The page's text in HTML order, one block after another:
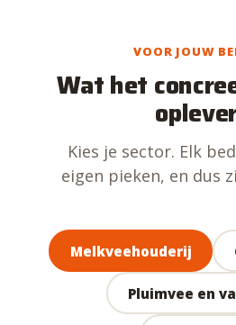
VOOR JOUW
Wat het
Kies je sector. Elk
eigen pieken, en dus
Melkveehouderij
Pluimvee en